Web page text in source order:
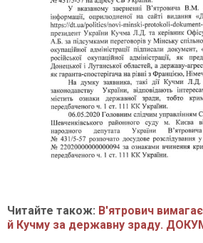
Читайте також: В'ятрович
й Кучму за державну зраду.